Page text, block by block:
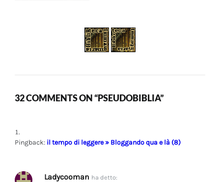
32 COMMENTS ON “PSEUDOBIBLIA”
Pingback: il tempo di leggere » Bloggando qua e là (8)
Ladycooman ha detto: